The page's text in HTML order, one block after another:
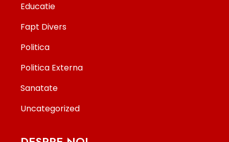
Educatie
Fapt Divers
Politica
Politica Externa
Sanatate
Uncategorized